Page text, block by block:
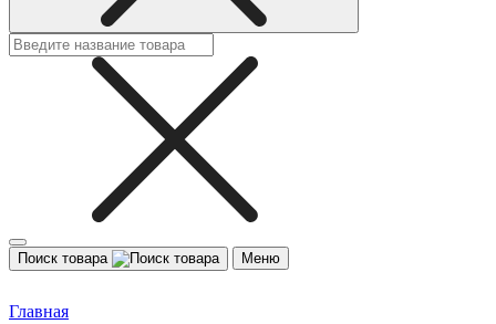
Поиск товара Меню
Главная